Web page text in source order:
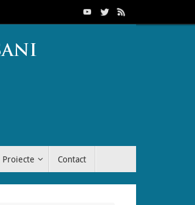
Proiecte Contact